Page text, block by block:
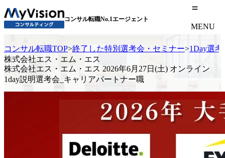
コンサル転職No.1エージェント
MENU
コンサル転職TOP>終了した特別選考会・セミナー>1Day選考
株式会社エス・エム・エス
株式会社エス・エム・エス 2026年6月27日(土) オンライン
1day説明選考会_キャリアパートナー職